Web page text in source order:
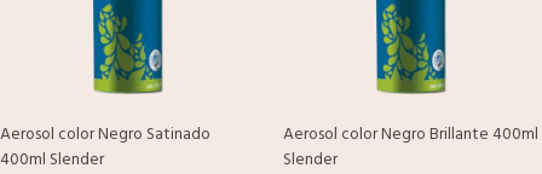
Aerosol color Negro Satinado
400ml Slender
Aerosol color Negro Brillante 400ml
Slender